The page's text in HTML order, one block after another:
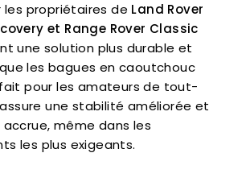
propriétaires de Land Rover
et Range Rover Classic
une solution plus durable et
les bagues en caoutchouc
pour les amateurs de tout-
une stabilité améliorée et
même dans les
les plus exigeants.